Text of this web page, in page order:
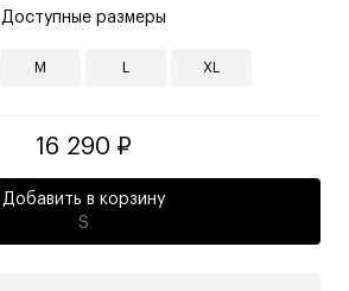
Доступные размеры
M XL
16 290 ₽
Добавить в корзину
S